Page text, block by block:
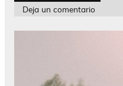
Deja un comentario